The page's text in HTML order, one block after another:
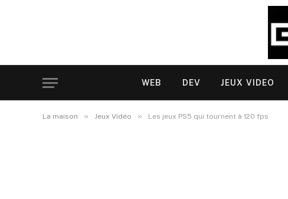
WEB DEV JEUX VIDEO
La maison » Jeux Vidéo » Les jeux PS5 qui tournent à 120 fps